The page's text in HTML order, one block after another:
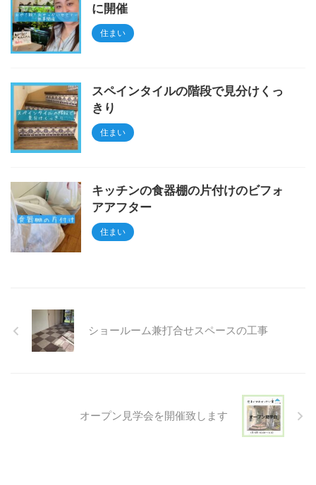
に開催
住まい
スペインタイルの階段で見分けくっ
きり
住まい
キッチンの食器棚の片付けのビフォ
アアフター
住まい
ショールーム兼打合せスペースの工事
オープン見学会を開催致します